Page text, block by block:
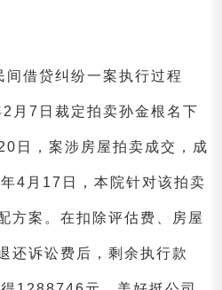
间借贷纠纷一案执行过程
月7日裁定拍卖孙金根名下
日，案涉房屋拍卖成交，成
4月17日，本院针对该拍卖
方案。在扣除评估费、房屋
还诉讼费后，剩余执行款